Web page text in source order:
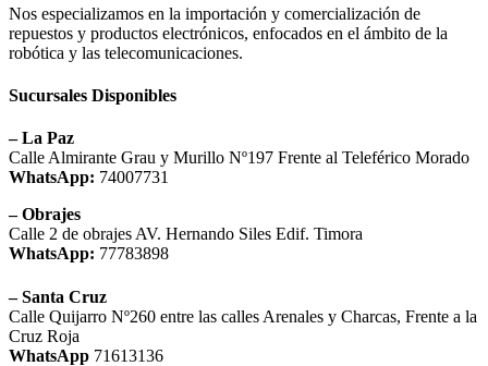
Nos especializamos en la importación y comercialización de
repuestos y productos electrónicos, enfocados en el ámbito de la
robótica y las telecomunicaciones.
Sucursales Disponibles
– La Paz
Calle Almirante Grau y Murillo Nº197 Frente al Teleférico Morado
WhatsApp: 74007731
– Obrajes
Calle 2 de obrajes AV. Hernando Siles Edif. Timora
WhatsApp: 77783898
– Santa Cruz
Calle Quijarro Nº260 entre las calles Arenales y Charcas, Frente a la
Cruz Roja
WhatsApp 71613136